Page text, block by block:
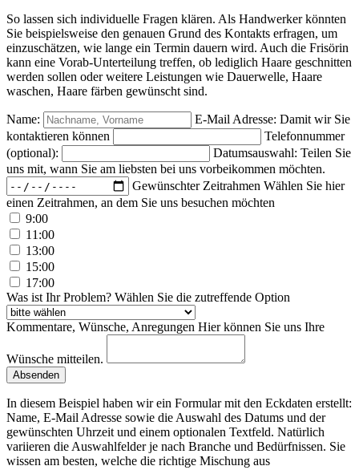
So lassen sich individuelle Fragen klären. Als Handwerker könnten
Sie beispielsweise den genauen Grund des Kontakts erfragen, um
einzuschätzen, wie lange ein Termin dauern wird. Auch die Frisörin
kann eine Vorab-Unterteilung treffen, ob lediglich Haare geschnitten
werden sollen oder weitere Leistungen wie Dauerwelle, Haare
waschen, Haare färben gewünscht sind.
Name: E-Mail Adresse: Damit wir Sie
kontaktieren können
Telefonnummer
(optional):
Datumsauswahl: Teilen Sie
uns mit, wann Sie am liebsten bei uns vorbeikommen möchten.
Gewünschter Zeitrahmen Wählen Sie hier
einen Zeitrahmen, an dem Sie uns besuchen möchten
9:00
11:00
13:00
15:00
17:00
Was ist Ihr Problem? Wählen Sie die zutreffende Option
Kommentare, Wünsche, Anregungen Hier können Sie uns Ihre
Wünsche mitteilen.
Absenden
In diesem Beispiel haben wir ein Formular mit den Eckdaten erstellt:
Name, E-Mail Adresse sowie die Auswahl des Datums und der
gewünschten Uhrzeit und einem optionalen Textfeld. Natürlich
variieren die Auswahlfelder je nach Branche und Bedürfnissen. Sie
wissen am besten, welche die richtige Mischung aus